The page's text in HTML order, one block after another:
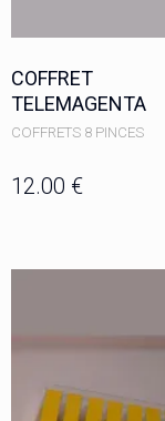
COFFRET
TELEMAGENTA
COFFRETS 8 PINCES
12.00 €